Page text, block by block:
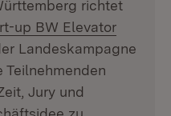
richtet
up BW Elevator
Landeskampagne
neuem Fenster)
Teilnehmenden
Jury und